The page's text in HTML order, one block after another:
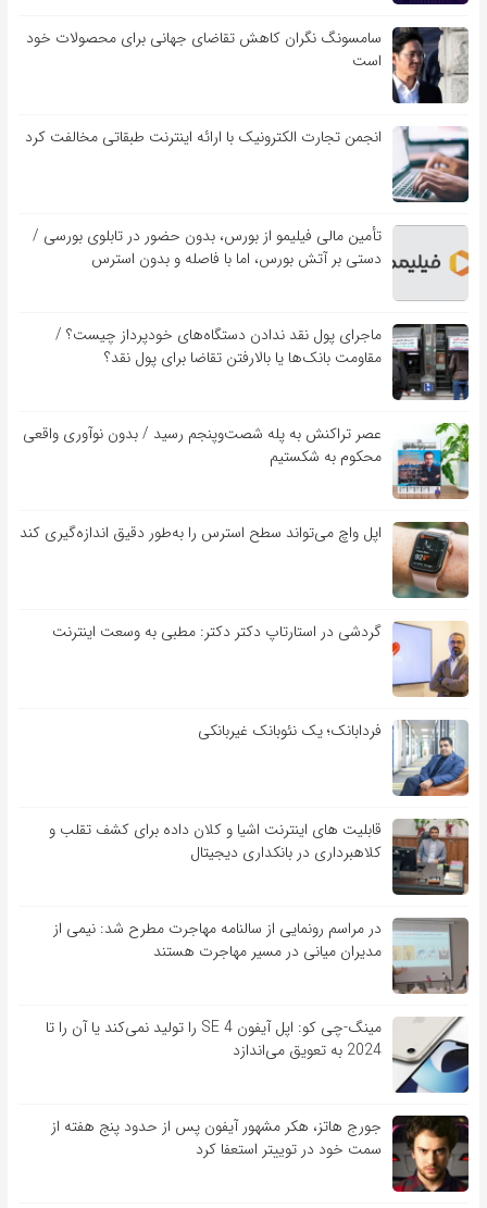
سامسونگ نگران کاهش تقاضای جهانی برای محصولات خود
است
انجمن تجارت الکترونیک با ارائه اینترنت طبقاتی مخالفت کرد
تأمین مالی فیلیمو از بورس، بدون حضور در تابلوی بورسی /
دستی بر آتش بورس، اما با فاصله و بدون استرس
ماجرای پول نقد ندادن دستگاه‌های خودپرداز چیست؟ /
مقاومت بانک‌ها یا بالارفتن تقاضا برای پول نقد؟
عصر تراکنش به پله شصت‌وپنجم رسید / بدون نوآوری واقعی
محکوم به شکستیم
اپل واچ می‌تواند سطح استرس را به‌طور دقیق اندازه‌گیری کند
گردشی در استارتاپ دکتر دکتر: مطبی به وسعت اینترنت
فردابانک؛ یک نئوبانک غیربانکی
قابلیت ‏های اینترنت اشیا و کلان‏ داده برای کشف تقلب و
کلاهبرداری در بانکداری دیجیتال
در مراسم رونمایی از سالنامه مهاجرت مطرح شد: نیمی از
مدیران میانی در مسیر مهاجرت هستند
مینگ-چی کو: اپل آیفون SE 4 را تولید نمی‌کند یا آن را تا
2024 به تعویق می‌اندازد
جورج هاتز، هکر مشهور آیفون پس از حدود پنج هفته از
سمت خود در توییتر استعفا کرد